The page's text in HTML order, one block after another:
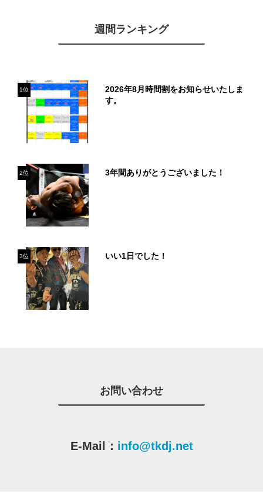
週間ランキング
1位
2026年8月時間割をお知らせいたしま
す。
2位 3年間ありがとうございました！
3位 いい1日でした！
お問い合わせ
E-Mail： info@tkdj.net